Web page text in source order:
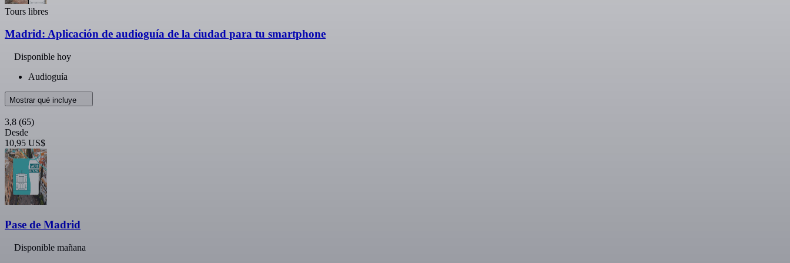
Tours libres
Madrid: Aplicación de audioguía de la ciudad para tu smartphone
Disponible hoy
Audioguía
Mostrar qué incluye
3,8 (65)
Desde
10,95 US$
Pase de Madrid
Disponible mañana